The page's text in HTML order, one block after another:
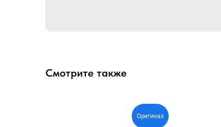
Смотрите также
Оригинал